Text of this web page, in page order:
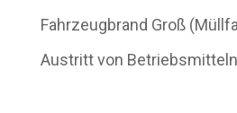
Fahrzeugbrand Groß
Austritt von